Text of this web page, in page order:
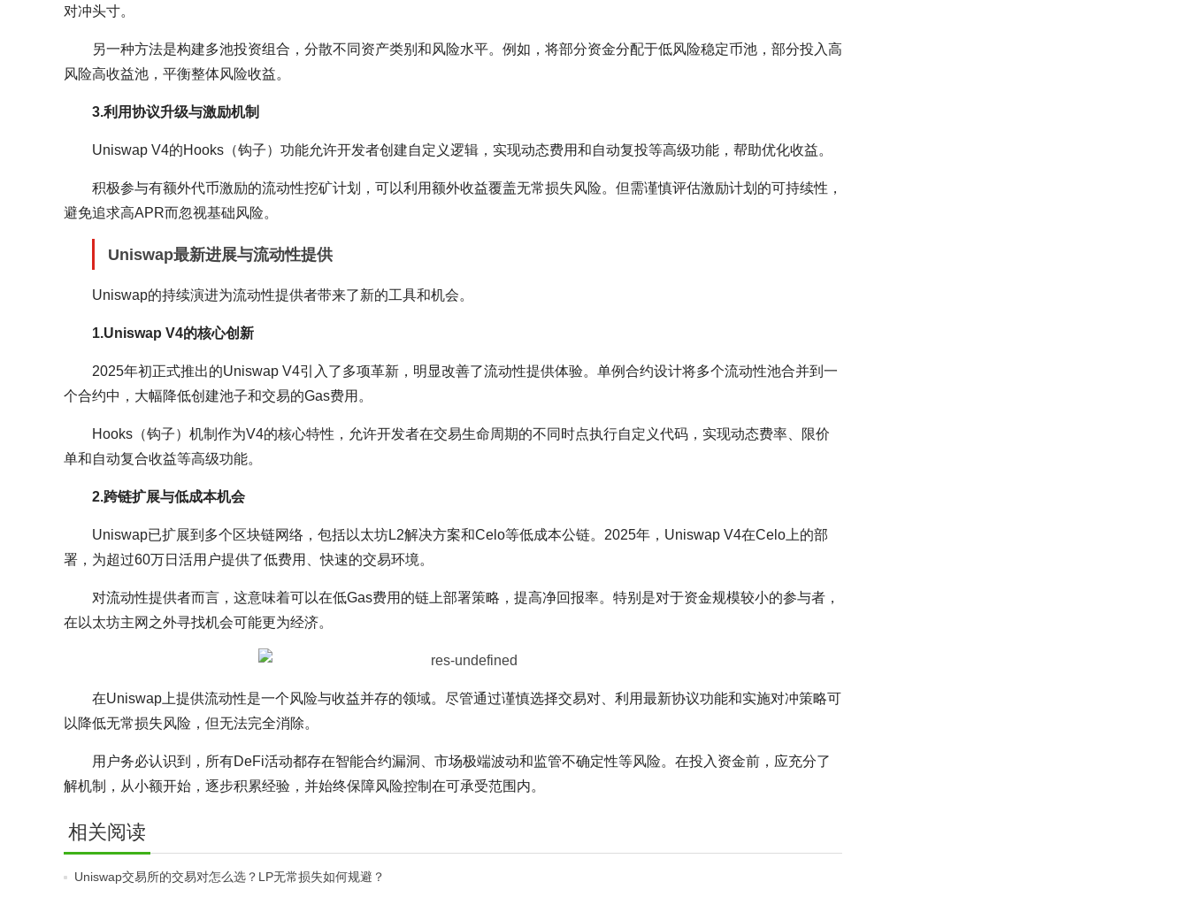
对冲头寸。
另一种方法是构建多池投资组合，分散不同资产类别和风险水平。例如，将部分资金分配于低风险稳定币池，部分投入高
风险高收益池，平衡整体风险收益。
3.利用协议升级与激励机制
Uniswap V4的Hooks（钩子）功能允许开发者创建自定义逻辑，实现动态费用和自动复投等高级功能，帮助优化收益。
积极参与有额外代币激励的流动性挖矿计划，可以利用额外收益覆盖无常损失风险。但需谨慎评估激励计划的可持续性，
避免追求高APR而忽视基础风险。
Uniswap最新进展与流动性提供
Uniswap的持续演进为流动性提供者带来了新的工具和机会。
1.Uniswap V4的核心创新
2025年初正式推出的Uniswap V4引入了多项革新，明显改善了流动性提供体验。单例合约设计将多个流动性池合并到一
个合约中，大幅降低创建池子和交易的Gas费用。
Hooks（钩子）机制作为V4的核心特性，允许开发者在交易生命周期的不同时点执行自定义代码，实现动态费率、限价
单和自动复合收益等高级功能。
2.跨链扩展与低成本机会
Uniswap已扩展到多个区块链网络，包括以太坊L2解决方案和Celo等低成本公链。2025年，Uniswap V4在Celo上的部
署，为超过60万日活用户提供了低费用、快速的交易环境。
对流动性提供者而言，这意味着可以在低Gas费用的链上部署策略，提高净回报率。特别是对于资金规模较小的参与者，
在以太坊主网之外寻找机会可能更为经济。
在Uniswap上提供流动性是一个风险与收益并存的领域。尽管通过谨慎选择交易对、利用最新协议功能和实施对冲策略可
以降低无常损失风险，但无法完全消除。
用户务必认识到，所有DeFi活动都存在智能合约漏洞、市场极端波动和监管不确定性等风险。在投入资金前，应充分了
解机制，从小额开始，逐步积累经验，并始终保障风险控制在可承受范围内。
相关阅读
Uniswap交易所的交易对怎么选？LP无常损失如何规避？